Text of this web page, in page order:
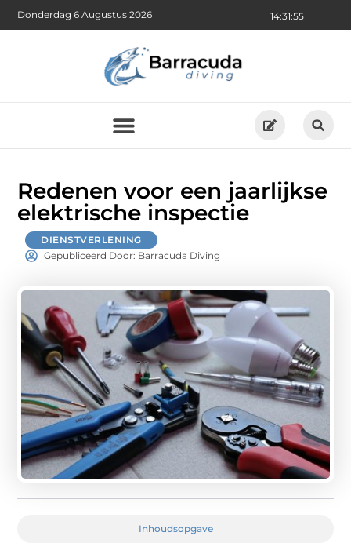
14:31:57
Donderdag 6 Augustus 2026
Redenen voor een jaarlijkse
elektrische inspectie
DIENSTVERLENING
Gepubliceerd Door: Barracuda Diving
Inhoudsopgave